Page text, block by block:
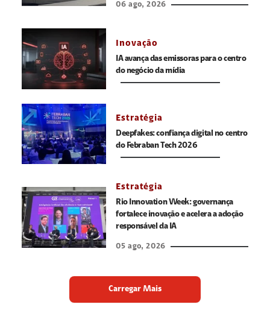
06 ago, 2026
Inovação
IA avança das emissoras para o centro
do negócio da mídia
Estratégia
Deepfakes: confiança digital no centro
do Febraban Tech 2026
Estratégia
Rio Innovation Week: governança
fortalece inovação e acelera a adoção
responsável da IA
05 ago, 2026
Carregar Mais